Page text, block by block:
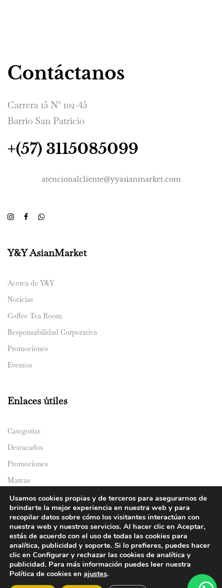
Contáctanos
Carrera 15 N° 102-45
Barrio San Patricio
+(57) 3115085099
atencionalcliente@yyasianmarket.com
Y&Y AsianMarket
Acerca de Y&Y
Noticias
Coffee Tea Room
Responsabilidad Corporativa
Promociones
Eventos
Enlaces útiles
Categorías
Destacados
Promociones
Marcas
Catálogos
Domicilios
© 2024 Y&Y Asian Market. All rights reserved.
Usamos cookies propias y de terceros para asegurarnos de
brindarte la mejor experiencia en nuestra web y para
recopilar datos sobre cómo los visitantes interactúan con
nuestra web y nuestros servicios. Al hacer clic en Aceptar,
estás de acuerdo con el uso de todas las cookies para
analítica, publicidad y soporte. Si lo prefieres, puedes hacer
clic en Configurar y rechazar las cookies de analítica y
publicidad. Para más información puedes leer nuestra
Política de cookies en ajustes.